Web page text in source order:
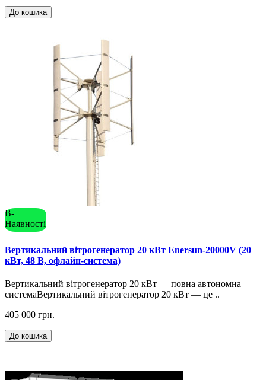
До кошика
В-
Наявності
Вертикальний вітрогенератор 20 кВт Enersun-20000V (20
кВт, 48 В, офлайн-система)
Вертикальний вітрогенератор 20 кВт — повна автономна
системаВертикальний вітрогенератор 20 кВт — це ..
405 000 грн.
До кошика